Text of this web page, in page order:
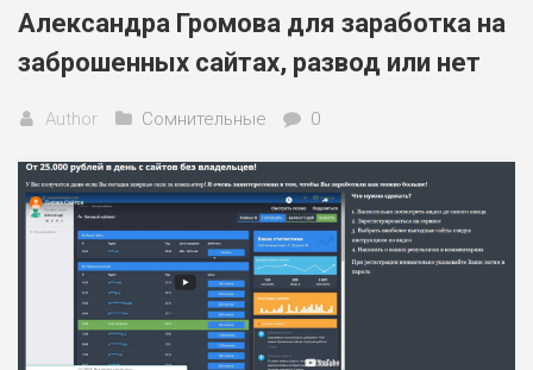
Александра Громова для заработка на
заброшенных сайтах, развод или нет
Author Сомнительные 0